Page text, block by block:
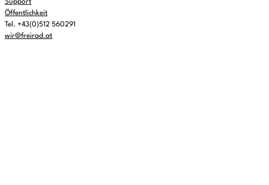
Support
Öffentlichkeit
Tel. +43(0)512 560291
wir@freirad.at